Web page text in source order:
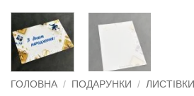
ГОЛОВНА / ПОДАРУНКИ / ЛИСТІВКИ